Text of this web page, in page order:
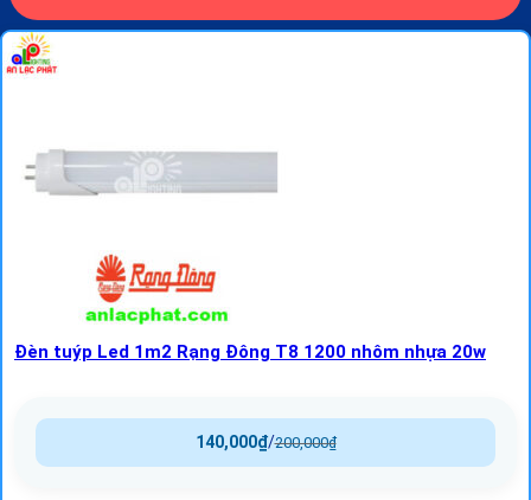
Đèn tuýp Led 1m2 Rạng Đông T8 1200 nhôm nhựa 20w
200,000₫
/
140,000₫